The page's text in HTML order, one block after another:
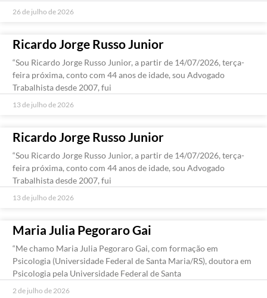
26 de julho de 2026
Ricardo Jorge Russo Junior
“Sou Ricardo Jorge Russo Junior, a partir de 14/07/2026, terça-
feira próxima, conto com 44 anos de idade, sou Advogado
Trabalhista desde 2007, fui
13 de julho de 2026
Ricardo Jorge Russo Junior
“Sou Ricardo Jorge Russo Junior, a partir de 14/07/2026, terça-
feira próxima, conto com 44 anos de idade, sou Advogado
Trabalhista desde 2007, fui
13 de julho de 2026
Maria Julia Pegoraro Gai
“Me chamo Maria Julia Pegoraro Gai, com formação em
Psicologia (Universidade Federal de Santa Maria/RS), doutora em
Psicologia pela Universidade Federal de Santa
2 de julho de 2026